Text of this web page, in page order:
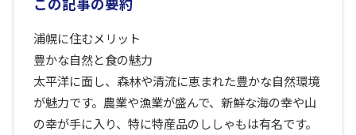
浦幌に住むメリット
豊かな自然と食の魅力
太平洋に面し、森林や清流に恵まれた豊かな自然環境
が魅力です。農業や漁業が盛んで、新鮮な海の幸や山
の幸が手に入り、特に特産品のししゃもは有名です。